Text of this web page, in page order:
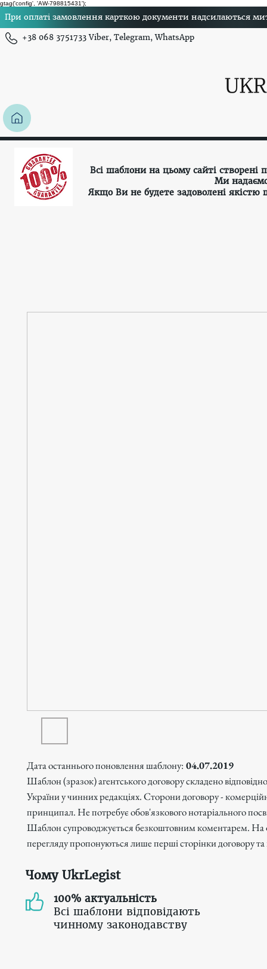
gtag('config', 'AW-798815431');
При оплаті замовлення карткою документи надсилаються
+38 068 3751733 Viber, Telegram, WhatsApp
Всі шаблони на цьому сайті
Ми
Якщо Ви не будете задоволені
Дата останнього поновлення шаблону: 04.07.2019
Шаблон (зразок) агентського договору складено
України у чинних редакціях. Сторони договору -
принципал. Не потребує обов'язкового нотаріального
Шаблон супроводжується безкоштовним коментарем. На
перегляду пропонуються лише перші сторінки договору
Чому UkrLegist
100% актуальність
Всі шаблони відповідають
чинному законодавству